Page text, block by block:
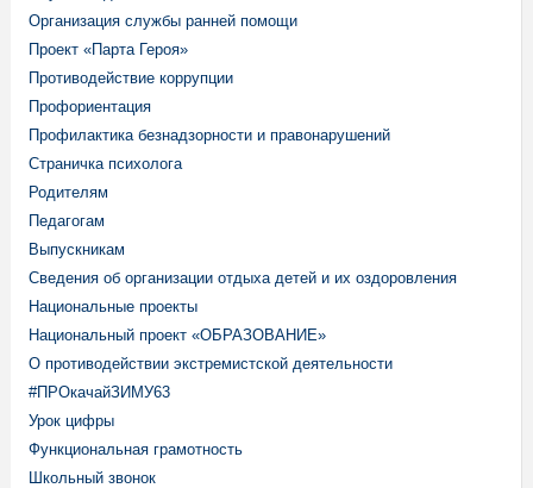
Организация службы ранней помощи
Проект «Парта Героя»
Противодействие коррупции
Профориентация
Профилактика безнадзорности и правонарушений
Страничка психолога
Родителям
Педагогам
Выпускникам
Сведения об организации отдыха детей и их оздоровления
Национальные проекты
Национальный проект «ОБРАЗОВАНИЕ»
О противодействии экстремистской деятельности
#ПРОкачайЗИМУ63
Урок цифры
Функциональная грамотность
Школьный звонок